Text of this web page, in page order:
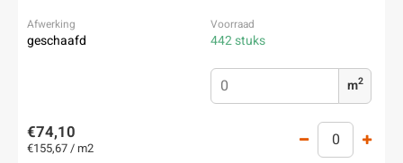
geschaafd 442 stuks
m2
€74,10
€155,67 / m2